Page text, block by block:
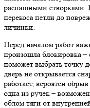
распашными створками.
перекоса петли до
личинки.
Перед началом работ
произошла блокировка
поможет выбрать точку
дверь не открывается
работает, вероятен
одна из ручек –
облом тяги от